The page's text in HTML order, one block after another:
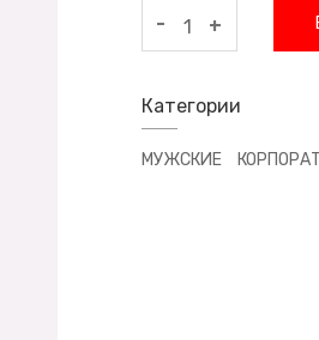
- +
Категории
МУЖСКИЕ